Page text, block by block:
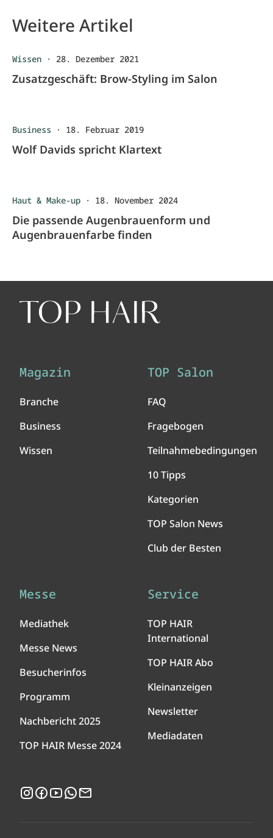
Weitere Artikel
Wissen · 28. Dezember 2021
Zusatzgeschäft: Brow-Styling im Salon
Business · 18. Februar 2019
Wolf Davids spricht Klartext
Haut & Make-up · 18. November 2024
Die passende Augenbrauenform und
Augenbrauenfarbe finden
Magazin
Branche
Business
Wissen
TOP Salon
FAQ
Fragebogen
Teilnahmebedingungen
10 Tipps
Kategorien
TOP Salon News
Club der Besten
Messe
Mediathek
Messe News
Besucherinfos
Programm
Nachbericht 2025
TOP HAIR Messe 2024
Service
TOP HAIR
International
TOP HAIR Abo
Kleinanzeigen
Newsletter
Mediadaten
Instagram
Facebook
YouTubeWhatsApp